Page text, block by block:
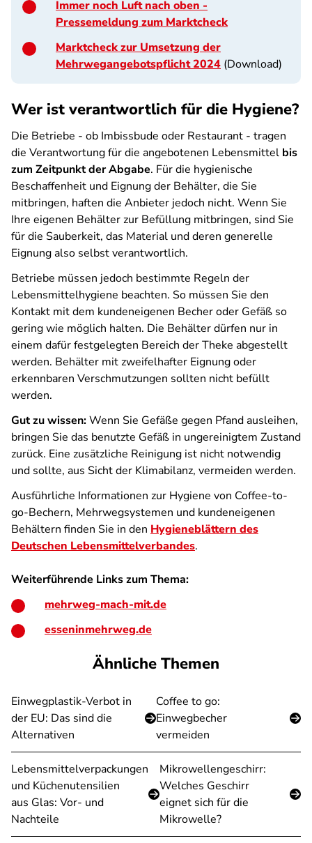
Immer noch Luft nach oben -
Pressemeldung zum Marktcheck
Marktcheck zur Umsetzung der
Mehrwegangebotspflicht 2024 (Download)
Wer ist verantwortlich für die Hygiene?
Die Betriebe - ob Imbissbude oder Restaurant - tragen
die Verantwortung für die angebotenen Lebensmittel bis
zum Zeitpunkt der Abgabe. Für die hygienische
Beschaffenheit und Eignung der Behälter, die Sie
mitbringen, haften die Anbieter jedoch nicht. Wenn Sie
Ihre eigenen Behälter zur Befüllung mitbringen, sind Sie
für die Sauberkeit, das Material und deren generelle
Eignung also selbst verantwortlich.
Betriebe müssen jedoch bestimmte Regeln der
Lebensmittelhygiene beachten. So müssen Sie den
Kontakt mit dem kundeneigenen Becher oder Gefäß so
gering wie möglich halten. Die Behälter dürfen nur in
einem dafür festgelegten Bereich der Theke abgestellt
werden. Behälter mit zweifelhafter Eignung oder
erkennbaren Verschmutzungen sollten nicht befüllt
werden.
Gut zu wissen:Wenn Sie Gefäße gegen Pfand ausleihen,
bringen Sie das benutzte Gefäß in ungereinigtem Zustand
zurück. Eine zusätzliche Reinigung ist nicht notwendig
und sollte, aus Sicht der Klimabilanz, vermeiden werden.
Ausführliche Informationen zur Hygiene von Coffee-to-
go-Bechern, Mehrwegsystemen und kundeneigenen
Behältern finden Sie in den Hygieneblättern des
Deutschen Lebensmittelverbandes.
Weiterführende Links zum Thema:
mehrweg-mach-mit.de
esseninmehrweg.de
Ähnliche Themen
Einwegplastik-Verbot in
der EU: Das sind die
Alternativen
Coffee to go:
Einwegbecher
vermeiden
Lebensmittelverpackungen
und Küchenutensilien
aus Glas: Vor- und
Nachteile
Mikrowellengeschirr:
Welches Geschirr
eignet sich für die
Mikrowelle?